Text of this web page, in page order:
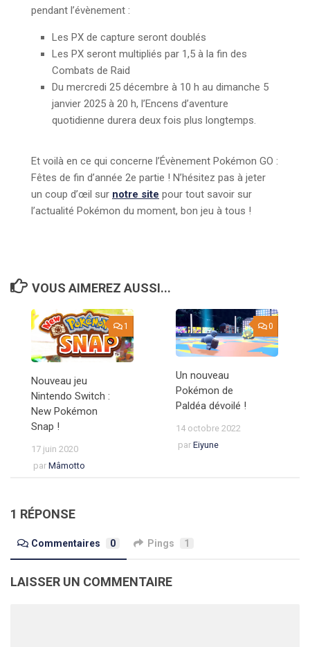
pendant l’évènement :
Les PX de capture seront doublés
Les PX seront multipliés par 1,5 à la fin des
Combats de Raid
Du mercredi 25 décembre à 10 h au dimanche 5
janvier 2025 à 20 h, l’Encens d’aventure
quotidienne durera deux fois plus longtemps.
Et voilà en ce qui concerne l’Évènement Pokémon GO :
Fêtes de fin d’année 2e partie ! N’hésitez pas à jeter
un coup d’œil sur notre site pour tout savoir sur
l’actualité Pokémon du moment, bon jeu à tous !
VOUS AIMEREZ AUSSI...
1
Nouveau jeu
Nintendo Switch :
New Pokémon
Snap !
17 juin 2020
par Mâmotto
0
Un nouveau
Pokémon de
Paldéa dévoilé !
14 octobre 2022
par Eiyune
1 RÉPONSE
Commentaires 0 Pings 1
LAISSER UN COMMENTAIRE